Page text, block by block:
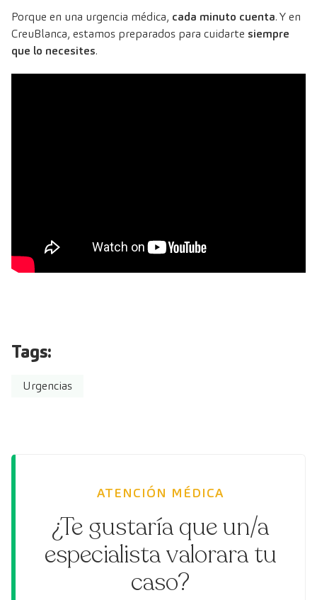
Porque en una urgencia médica, cada minuto cuenta. Y en
CreuBlanca, estamos preparados para cuidarte siempre
que lo necesites.
Tags:
Urgencias
ATENCIÓN MÉDICA
¿Te gustaría que un/a
especialista valorara tu
caso?